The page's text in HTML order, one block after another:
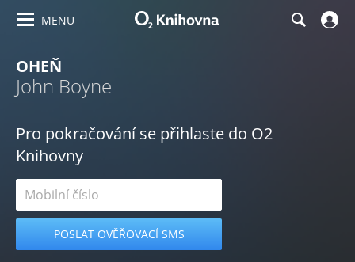
MENU
OHEŇ
John Boyne
Pro pokračování se přihlaste do O2
Knihovny